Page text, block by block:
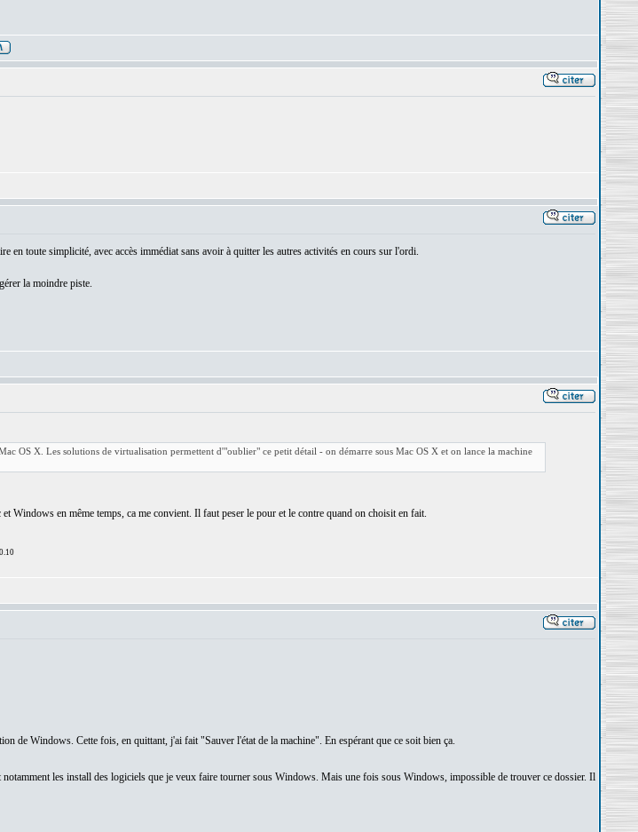
toute simplicité, avec accès immédiat sans avoir à quitter les autres activités en cours sur l'ordi.
la moindre piste.
OS X. Les solutions de virtualisation permettent d'"oublier" ce petit détail - on démarre sous Mac OS X et on lance la machine
Windows en même temps, ca me convient. Il faut peser le pour et le contre quand on choisit en fait.
de Windows. Cette fois, en quittant, j'ai fait "Sauver l'état de la machine". En espérant que ce soit bien ça.
les install des logiciels que je veux faire tourner sous Windows. Mais une fois sous Windows, impossible de trouver ce dossier. Il